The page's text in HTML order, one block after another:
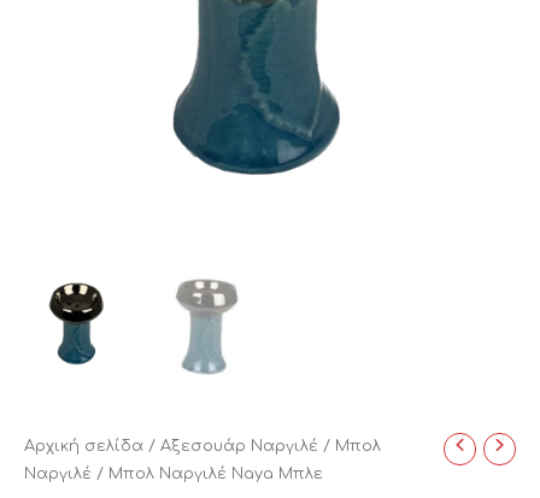
Αρχική σελίδα / Αξεσουάρ Ναργιλέ / Μπολ
Ναργιλέ / Μπολ Ναργιλέ Naya Μπλε